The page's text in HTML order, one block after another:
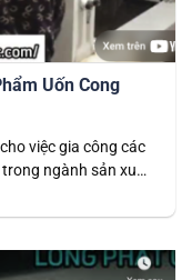
Uốn Cong
việc gia công các
ngành sản xuất
khác nhau, đảm…